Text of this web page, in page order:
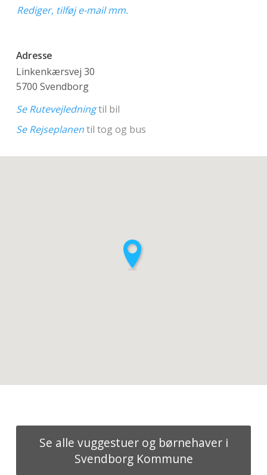
Rediger, tilføj e-mail mm.
Adresse
Linkenkærsvej 30
5700 Svendborg
Se Rutevejledningtil bil
Se Rejseplanentil tog og bus
Se alle vuggestuer og børnehaver i
Svendborg Kommune